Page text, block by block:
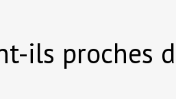
ils proches